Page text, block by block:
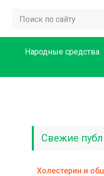
Народные средства
Свежие
Холестерин и